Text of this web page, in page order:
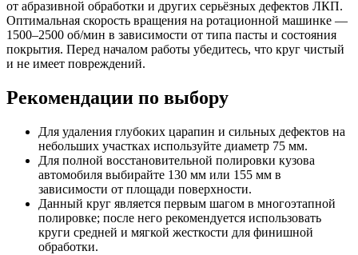
от абразивной обработки и других серьёзных дефектов ЛКП.
Оптимальная скорость вращения на ротационной машинке —
1500–2500 об/мин в зависимости от типа пасты и состояния
покрытия. Перед началом работы убедитесь, что круг чистый
и не имеет повреждений.
Рекомендации по выбору
Для удаления глубоких царапин и сильных дефектов на
небольших участках используйте диаметр 75 мм.
Для полной восстановительной полировки кузова
автомобиля выбирайте 130 мм или 155 мм в
зависимости от площади поверхности.
Данный круг является первым шагом в многоэтапной
полировке; после него рекомендуется использовать
круги средней и мягкой жесткости для финишной
обработки.